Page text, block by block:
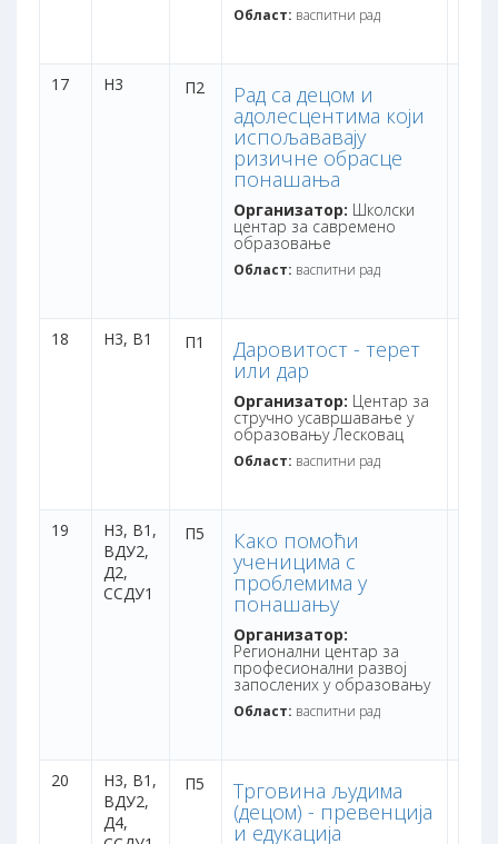
Област: васпитни рад
17 Н3 П2 Рад са децом и
адолесцентима који
испољававају
ризичне обрасце
понашања
Организатор: Школски
центар за савремено
образовање
Област: васпитни рад
18 Н3, В1 П1 Даровитост - терет
или дар
Организатор: Центар за
стручно усавршавање у
образовању Лесковац
Област: васпитни рад
19 Н3, В1,
ВДУ2,
Д2,
ССДУ1
П5 Како помоћи
ученицима с
проблемима у
понашању
Организатор:
Регионални центар за
професионални развој
запослених у образовању
Област: васпитни рад
20 Н3, В1,
ВДУ2,
Д4,
П5 Трговина људима
(децом) - превенција
и едукација